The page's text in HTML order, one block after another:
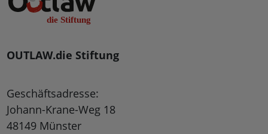
OUTLAW.die Stiftung
Geschäftsadresse:
Johann-Krane-Weg 18
48149 Münster